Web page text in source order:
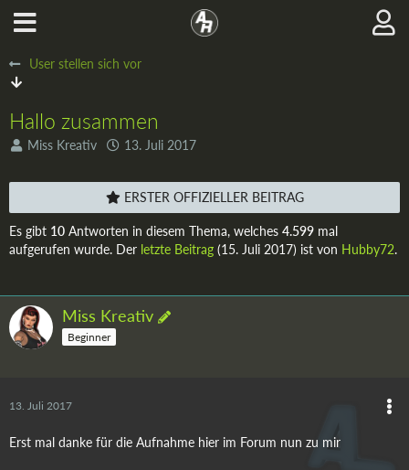
User stellen sich vor
Hallo zusammen
Miss Kreativ 13. Juli 2017
ERSTER OFFIZIELLER BEITRAG
Es gibt 10 Antworten in diesem Thema, welches 4.599 mal
aufgerufen wurde. Der letzte Beitrag (15. Juli 2017) ist von Hubby72.
Miss Kreativ
Beginner
13. Juli 2017
Erst mal danke für die Aufnahme hier im Forum nun zu mir